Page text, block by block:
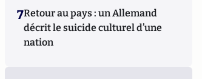
7Retour au pays : un Allemand
décrit le suicide culturel d’une
nation